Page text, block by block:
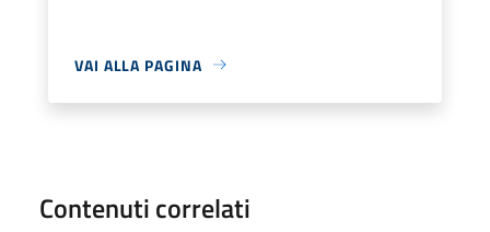
VAI ALLA PAGINA
Contenuti correlati